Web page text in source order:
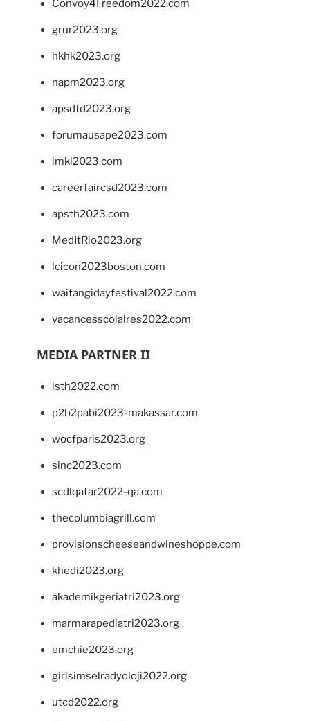
Convoy4Freedom2022.com
grur2023.org
hkhk2023.org
napm2023.org
apsdfd2023.org
forumausape2023.com
imkl2023.com
careerfaircsd2023.com
apsth2023.com
MedItRio2023.org
lcicon2023boston.com
waitangidayfestival2022.com
vacancesscolaires2022.com
MEDIA PARTNER II
isth2022.com
p2b2pabi2023-makassar.com
wocfparis2023.org
sinc2023.com
scdlqatar2022-qa.com
thecolumbiagrill.com
provisionscheeseandwineshoppe.com
khedi2023.org
akademikgeriatri2023.org
marmarapediatri2023.org
emchie2023.org
girisimselradyoloji2022.org
utcd2022.org